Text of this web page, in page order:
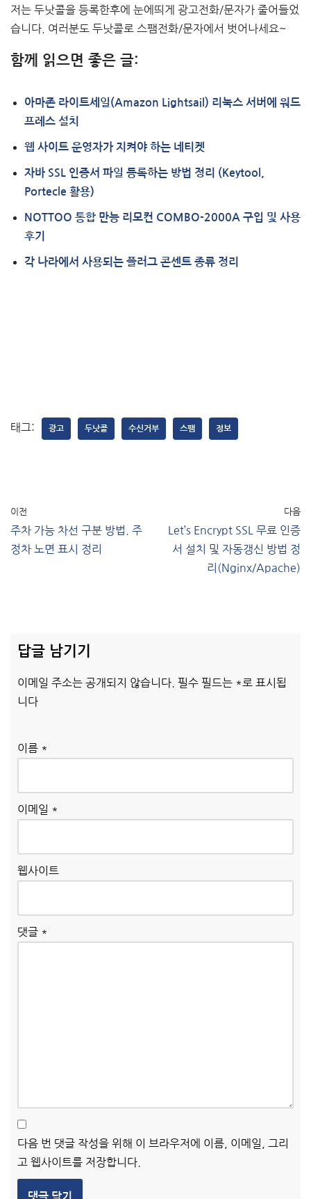
저는 두낫콜을 등록한후에 눈에띄게 광고전화/문자가 줄어들었
습니다. 여러분도 두낫콜로 스팸전화/문자에서 벗어나세요~
함께 읽으면 좋은 글:
아마존 라이트세일(Amazon Lightsail) 리눅스 서버에 워드
프레스 설치
웹 사이트 운영자가 지켜야 하는 네티켓
자바 SSL 인증서 파일 등록하는 방법 정리 (Keytool,
Portecle 활용)
NOTTOO 통합 만능 리모컨 COMBO-2000A 구입 및 사용
후기
각 나라에서 사용되는 플러그 콘센트 종류 정리
태그: 광고 두낫콜 수신거부 스팸 정보
이전
주차 가능 차선 구분 방법. 주
정차 노면 표시 정리
다음
Let’s Encrypt SSL 무료 인증
서 설치 및 자동갱신 방법 정
리(Nginx/Apache)
답글 남기기
이메일 주소는 공개되지 않습니다. 필수 필드는 *로 표시됩
니다
이름 *
이메일 *
웹사이트
댓글 *
다음 번 댓글 작성을 위해 이 브라우저에 이름, 이메일, 그리
고 웹사이트를 저장합니다.